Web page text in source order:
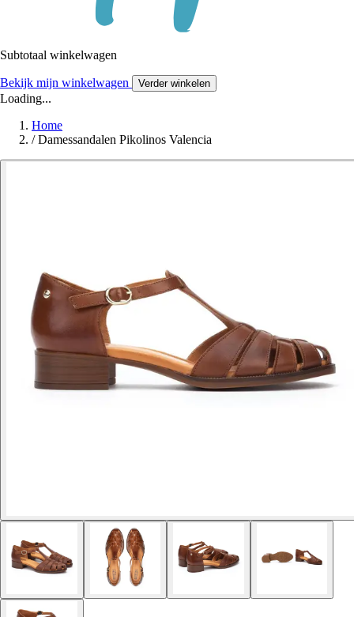
Subtotaal winkelwagen
Bekijk mijn winkelwagen Verder winkelen
Loading...
Home
/ Damessandalen Pikolinos Valencia